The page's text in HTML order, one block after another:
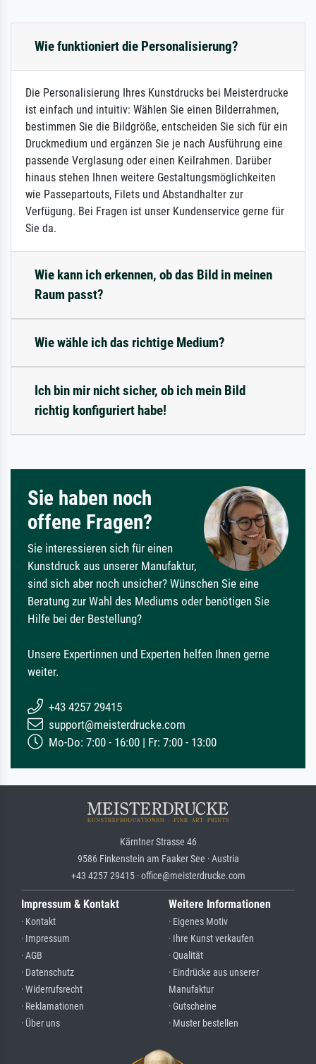
Wie funktioniert die Personalisierung?
Die Personalisierung Ihres Kunstdrucks bei Meisterdrucke
ist einfach und intuitiv: Wählen Sie einen Bilderrahmen,
bestimmen Sie die Bildgröße, entscheiden Sie sich für ein
Druckmedium und ergänzen Sie je nach Ausführung eine
passende Verglasung oder einen Keilrahmen. Darüber
hinaus stehen Ihnen weitere Gestaltungsmöglichkeiten
wie Passepartouts, Filets und Abstandhalter zur
Verfügung. Bei Fragen ist unser Kundenservice gerne für
Sie da.
Wie kann ich erkennen, ob das Bild in meinen
Raum passt?
Wie wähle ich das richtige Medium?
Ich bin mir nicht sicher, ob ich mein Bild
richtig konfiguriert habe!
Sie haben noch
offene Fragen?
Sie interessieren sich für einen
Kunstdruck aus unserer Manufaktur,
sind sich aber noch unsicher? Wünschen Sie eine
Beratung zur Wahl des Mediums oder benötigen Sie
Hilfe bei der Bestellung?
Unsere Expertinnen und Experten helfen Ihnen gerne
weiter.
+43 4257 29415
support@meisterdrucke.com
Mo-Do: 7:00 - 16:00 | Fr: 7:00 - 13:00
Kärntner Strasse 46
9586 Finkenstein am Faaker See · Austria
+43 4257 29415 · office@meisterdrucke.com
Impressum & Kontakt
· Kontakt
· Impressum
· AGB
· Datenschutz
· Widerrufsrecht
· Reklamationen
· Über uns
Weitere Informationen
· Eigenes Motiv
· Ihre Kunst verkaufen
· Qualität
· Eindrücke aus unserer
Manufaktur
· Gutscheine
· Muster bestellen